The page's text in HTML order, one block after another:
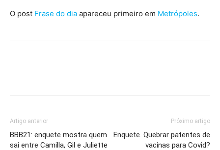
O post Frase do dia apareceu primeiro em Metrópoles.
Artigo anterior
BBB21: enquete mostra quem
sai entre Camilla, Gil e Juliette
Próximo artigo
Enquete. Quebrar patentes de
vacinas para Covid?